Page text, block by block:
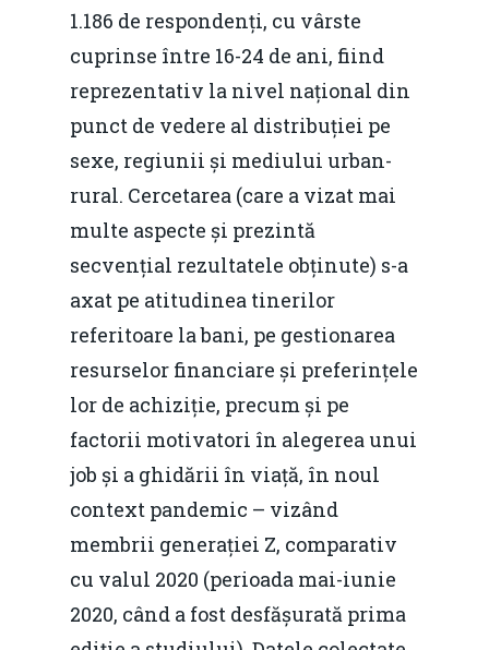
1.186 de respondenți, cu vârste
cuprinse între 16-24 de ani, fiind
reprezentativ la nivel național din
punct de vedere al distribuției pe
sexe, regiunii și mediului urban-
rural. Cercetarea (care a vizat mai
multe aspecte și prezintă
secvențial rezultatele obținute) s-a
axat pe atitudinea tinerilor
referitoare la bani, pe gestionarea
resurselor financiare și preferințele
lor de achiziție, precum și pe
factorii motivatori în alegerea unui
job și a ghidării în viață, în noul
context pandemic – vizând
membrii generației Z, comparativ
cu valul 2020 (perioada mai-iunie
2020, când a fost desfășurată prima